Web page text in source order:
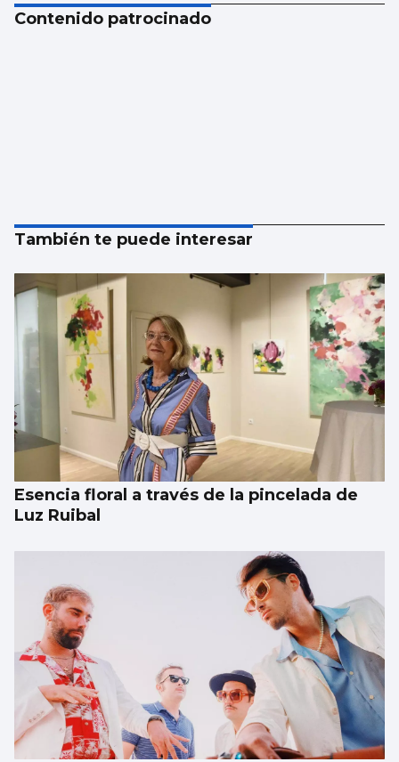
Contenido patrocinado
También te puede interesar
Esencia floral a través de la pincelada de
Luz Ruibal